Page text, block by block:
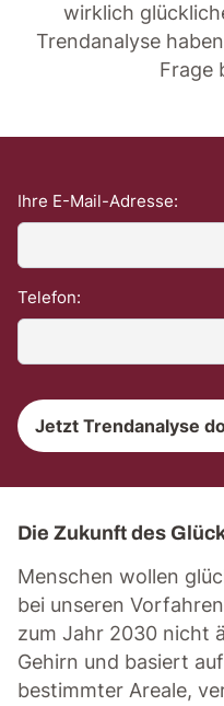
wirklich
Trendanalyse
Frage
Ihre E-Mail-Adresse:
Telefon:
Die Zukunft des
Menschen wollen
bei unseren
zum Jahr 2030 nicht
Gehirn und basiert
bestimmter Areale,